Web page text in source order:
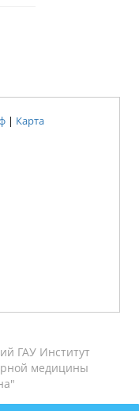
| Карта
ГАУ Институт
медицины